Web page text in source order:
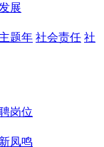
展
主题年 社会责任 社
岗位
凤鸣